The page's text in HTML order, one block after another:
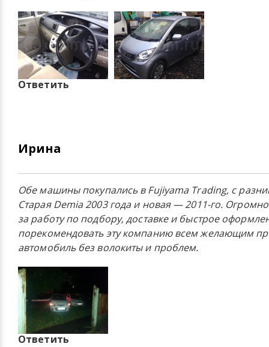
Ответить
Ирина
Обе машины покупались в Fujiyama Trading, с
Старая Demia 2003 года и новая — 2011-го.
за работу по подбору, доставке и быстрое
порекомендовать эту компанию всем желающим
автомобиль без волокиты и проблем.
Ответить